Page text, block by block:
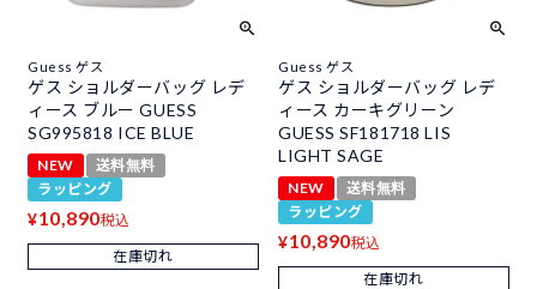
Guess ゲス
ゲス ショルダーバッグ レデ
ィース ブルー GUESS
SG995818 ICE BLUE
NEW
送料無料
ラッピング
¥10,890税込
在庫切れ
Guess ゲス
ゲス ショルダーバッグ レデ
ィース カーキグリーン
GUESS SF181718 LIS
LIGHT SAGE
NEW
送料無料
ラッピング
¥10,890税込
在庫切れ